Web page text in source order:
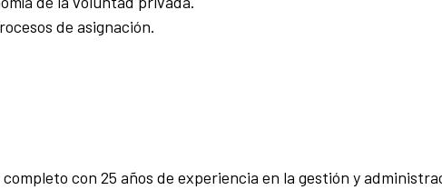
de asignación.
con 25 años de experiencia en la gestión y